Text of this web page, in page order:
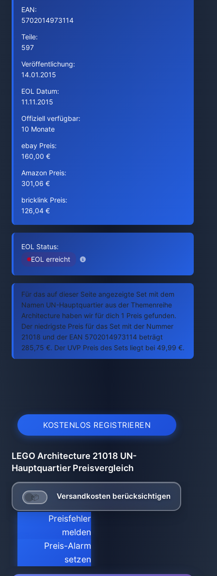
EAN:
5702014973114
Teile:
597
Veröffentlichung:
14.01.2015
EOL Datum:
11.11.2015
Offiziell verfügbar:
10 Monate
ebay Preis:
160,00 €
Amazon Preis:
301,06 €
bricklink Preis:
126,04 €
EOL Status:
EOL erreicht
Für das auf dieser Seite angezeigte Set mit dem
Namen UN-Hauptquartier aus der Themenreihe
Architecture haben wir für dich 1 Preis gefunden.
Der niedrigste Preis für das Set mit der Nummer
21018 und der EAN 5702014973114 beträgt
285,75 €. Der UVP Preis des Sets liegt bei 49,99 €.
KOSTENLOS REGISTRIEREN
LEGO Architecture 21018 UN-
Hauptquartier Preisvergleich
Versandkosten berücksichtigen
Preisfehler
melden
Preis-Alarm
setzen